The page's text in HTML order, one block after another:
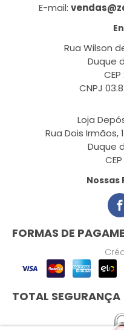
E-mail:
Rua Wilson
Duque
CNPJ
Loja
Rua Dois Irmãos,
Duque
Nossas
FORMAS DE
TOTAL SEGURANÇA